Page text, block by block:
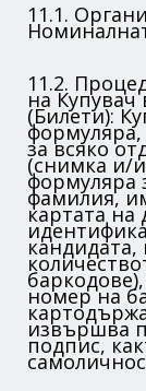
11.1.
11.2.
на
(Билети):
за всяко
(снимка и/
формуляра
фамилия,
картата на
номер на
извършва
подпис,